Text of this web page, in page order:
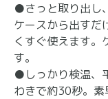
●さっと取り出し
ケースから出すだ
くすぐ使えます。
す。
●しっかり検温、
わきで約30秒。素